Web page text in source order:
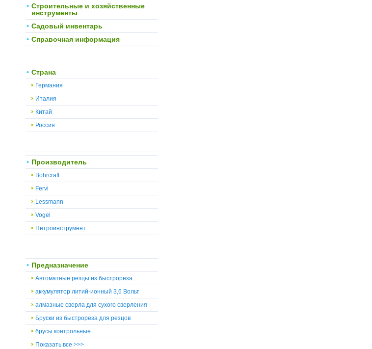
Строительные и хозяйственные
инструменты
Садовый инвентарь
Справочная информация
Страна
Германия
Италия
Китай
Россия
Производитель
Bohrcraft
Fervi
Lessmann
Vogel
Петроинструмент
Предназначение
Автоматные резцы из быстрореза
аккумулятор литий-ионный 3,6 Вольт
алмазные сверла для сухого сверления
Бруски из быстрореза для резцов
брусы контрольные
Показать все >>>